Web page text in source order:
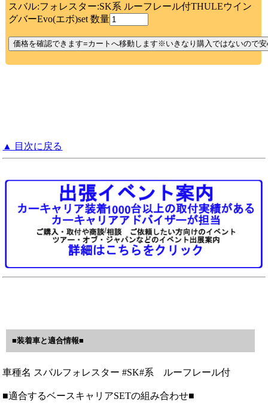
スバル:フォレスター:SK系 ルーフレール付THULEウイン
グバーEvo(エボ)set 数量
▲ 目次に戻る
■装着車と適合情報■
車種名 スバルフォレスター #SK#系 ルーフレール付
■適合するベースキャリアSETの組み合わせ■